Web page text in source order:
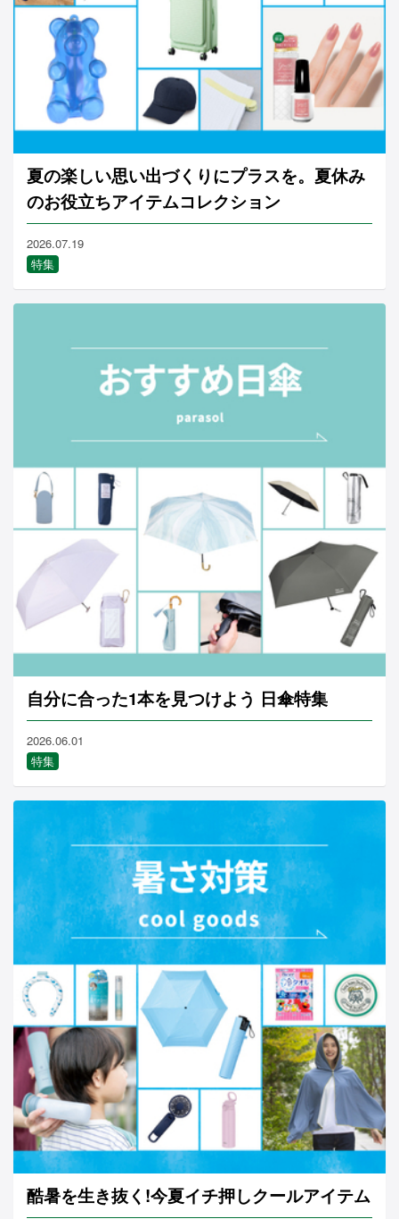
夏の楽しい思い出づくりにプラスを。夏休み
のお役立ちアイテムコレクション
2026.07.19
特集
自分に合った1本を見つけよう 日傘特集
2026.06.01
特集
酷暑を生き抜く!今夏イチ押しクールアイテム